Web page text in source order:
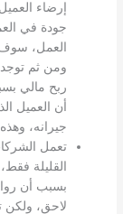
إرضاء
جودة في
العمل،
ومن ثم
ربح مالي
أن العميل
جيرانه،
تعمل
القليلة
بسبب أن
لاحق، ولكن